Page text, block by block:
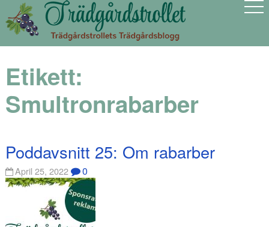
Etikett:
Smultronrabarber
Poddavsnitt 25: Om rabarber
April 25, 2022 0